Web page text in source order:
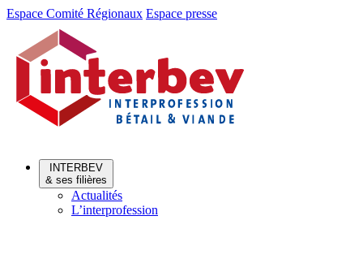
Aller
Aller
contenu
Espace Comité Régionaux Espace presse
INTERBEV
& ses filières
Actualités
L’interprofession